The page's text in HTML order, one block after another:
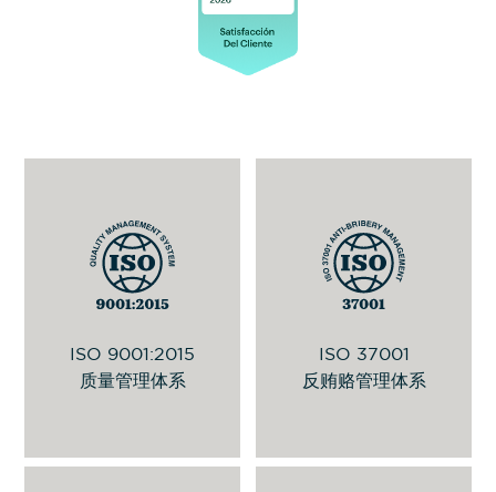
ISO 9001:2015
质量管理体系
该标准旨在持续提供符合客户要求以及
适用的法律和法规要求的产品与服务，
通过该管理系统的有效实施，提升客户
满意度。
更多信息
ISO 37001
反贿赂管理体系
用于促进企业道德并打击贿赂行为的国
际标准，适用于组织内部人员或代表组
织行事的第三方。